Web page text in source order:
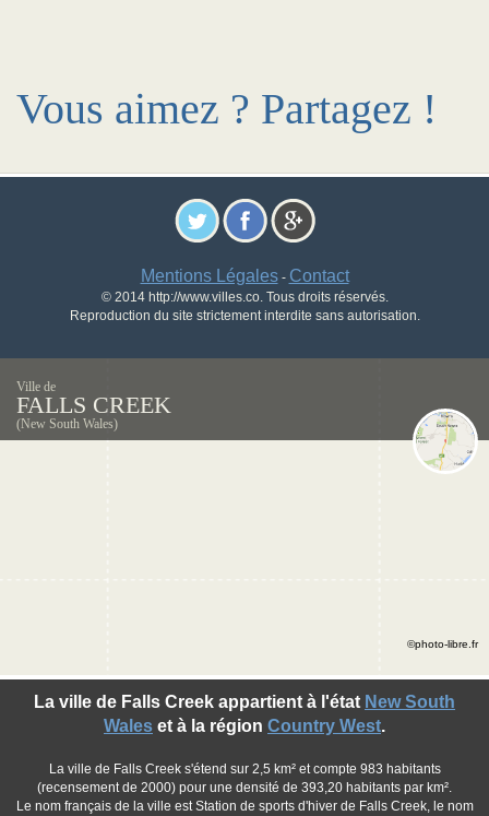
Vous aimez ? Partagez !
Mentions Légales- Contact
© 2014 http://www.villes.co. Tous droits réservés.
Reproduction du site strictement interdite sans autorisation.
Ville de
FALLS CREEK
(New South Wales)
La ville de Falls Creek appartient à l'état New South
Wales et à la région Country West.
La ville de Falls Creek s'étend sur 2,5 km² et compte 983 habitants
(recensement de 2000) pour une densité de 393,20 habitants par km².
Le nom français de la ville est Station de sports d'hiver de Falls Creek, le nom
©photo-libre.fr